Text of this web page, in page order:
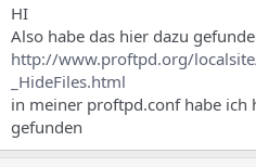
HI
Also habe das hier dazu
http://www.proftpd.org/
_HideFiles.html
in meiner proftpd.conf habe ich
gefunden